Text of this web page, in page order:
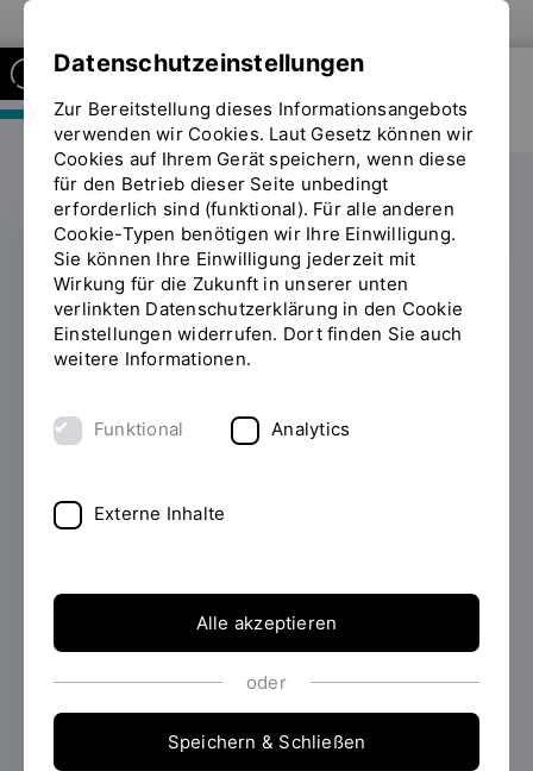
FAKULTÄT MASCHINENBAU
Neuer
Teilnahmerekord beim
Vorbereitungskurs
Mathematik
gute Vorbereitung aufs Studium: 145
angehende Studierende nahmen am
OTH Regensburg immer vor
Semesterbeginn anbietet.
Erstellt vonJulia Geffe
Datenschutzeinstellungen
Zur Bereitstellung dieses Informationsangebots
verwenden wir Cookies. Laut Gesetz können wir
Cookies auf Ihrem Gerät speichern, wenn diese
für den Betrieb dieser Seite unbedingt
erforderlich sind (funktional). Für alle anderen
Cookie-Typen benötigen wir Ihre Einwilligung.
Sie können Ihre Einwilligung jederzeit mit
Wirkung für die Zukunft in unserer unten
verlinkten Datenschutzerklärung in den Cookie
Einstellungen widerrufen. Dort finden Sie auch
weitere Informationen.
Funktional Analytics
Externe Inhalte
Alle akzeptieren
oder
Speichern & Schließen